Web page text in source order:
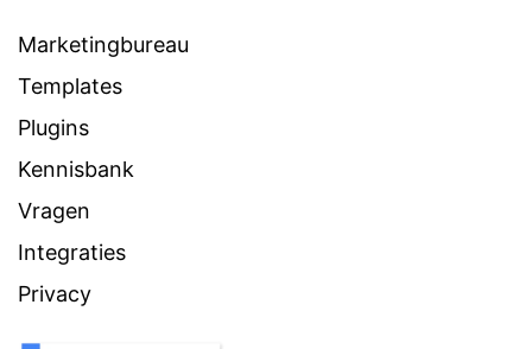
Marketingbureau
Templates
Plugins
Kennisbank
Vragen
Integraties
Privacy